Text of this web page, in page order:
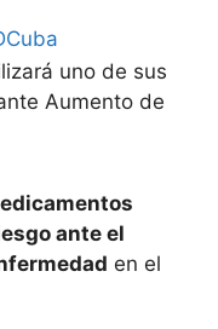
uno de sus
Aumento de
ante el
en el